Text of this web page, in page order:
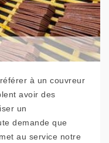
à un couvreur
avoir des
un
demande que
au service notre